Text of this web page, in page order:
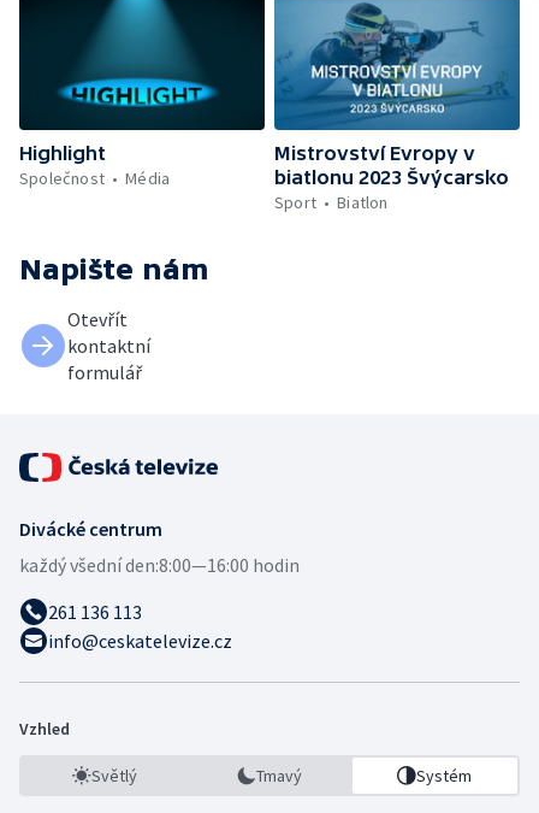
Highlight
Společnost
Média
Mistrovství Evropy v
biatlonu 2023 Švýcarsko
Sport
Biatlon
Napište nám
Otevřít
kontaktní
formulář
Divácké centrum
každý všední den:8:00—16:00 hodin
261 136 113
info@ceskatelevize.cz
Vzhled
Světlý Tmavý Systém